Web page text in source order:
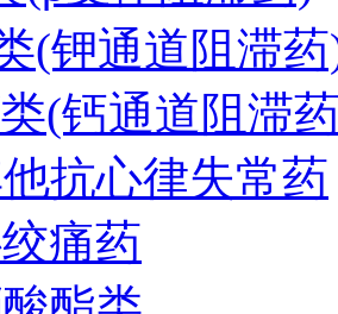
(钾通道阻滞
(钙通道阻滞
抗心律失常药
痛药